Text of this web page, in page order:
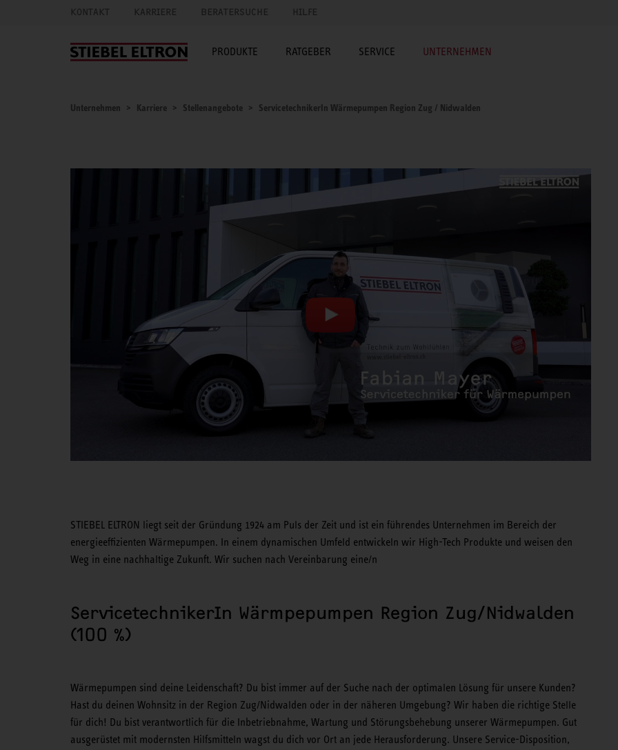
KONTAKT KARRIERE BERATERSUCHE HILFE
PRODUKTE RATGEBER SERVICE UNTERNEHMEN
Unternehmen Karriere Stellenangebote ServicetechnikerIn Wärmepumpen Region Zug / Nidwalden
STIEBEL ELTRON liegt seit der Gründung 1924 am Puls der Zeit und ist ein führendes Unternehmen im Bereich der
energieeffizienten Wärmepumpen. In einem dynamischen Umfeld entwickeln wir High-Tech Produkte und weisen den
Weg in eine nachhaltige Zukunft. Wir suchen nach Vereinbarung eine/n
ServicetechnikerIn Wärmpepumpen Region Zug/Nidwalden
(100 %)
Wärmepumpen sind deine Leidenschaft? Du bist immer auf der Suche nach der optimalen Lösung für unsere Kunden?
Hast du deinen Wohnsitz in der Region Zug/Nidwalden oder in der näheren Umgebung? Wir haben die richtige Stelle
für dich! Du bist verantwortlich für die Inbetriebnahme, Wartung und Störungsbehebung unserer Wärmepumpen. Gut
ausgerüstet mit modernsten Hilfsmitteln wagst du dich vor Ort an jede Herausforderung. Unsere Service-Disposition,